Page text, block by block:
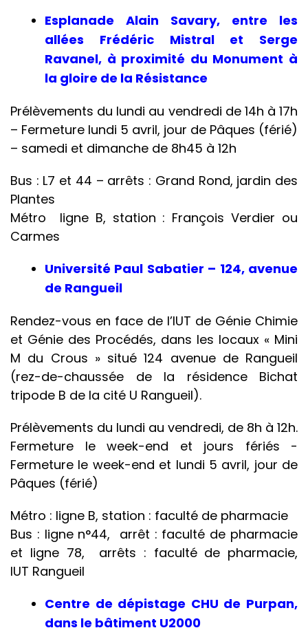
Esplanade Alain Savary, entre les
allées Frédéric Mistral et Serge
Ravanel, à proximité du Monument à
la gloire de la Résistance
Prélèvements du lundi au vendredi de 14h à 17h
– Fermeture lundi 5 avril, jour de Pâques (férié)
– samedi et dimanche de 8h45 à 12h
Bus : L7 et 44 – arrêts : Grand Rond, jardin des
Plantes
Métro ligne B, station : François Verdier ou
Carmes
Université Paul Sabatier – 124, avenue
de Rangueil
Rendez-vous en face de l’IUT de Génie Chimie
et Génie des Procédés, dans les locaux « Mini
M du Crous » situé 124 avenue de Rangueil
(rez-de-chaussée de la résidence Bichat
tripode B de la cité U Rangueil).
Prélèvements du lundi au vendredi, de 8h à 12h.
Fermeture le week-end et jours fériés -
Fermeture le week-end et lundi 5 avril, jour de
Pâques (férié)
Métro : ligne B, station : faculté de pharmacie
Bus : ligne n°44, arrêt : faculté de pharmacie
et ligne 78, arrêts : faculté de pharmacie,
IUT Rangueil
Centre de dépistage CHU de Purpan,
dans le bâtiment U2000